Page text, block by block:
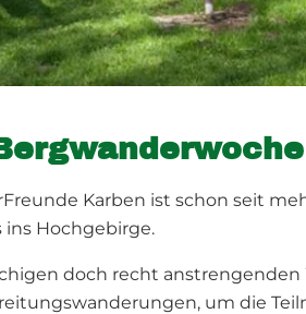
Karben ist schon seit
ins Hochgebirge.
doch recht
um die